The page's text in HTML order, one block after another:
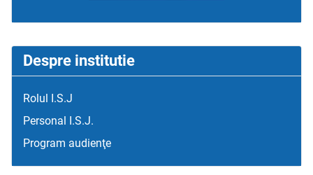
Despre institutie
Rolul I.S.J
Personal I.S.J.
Program audienţe